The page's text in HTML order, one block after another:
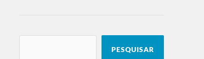
PESQUISAR